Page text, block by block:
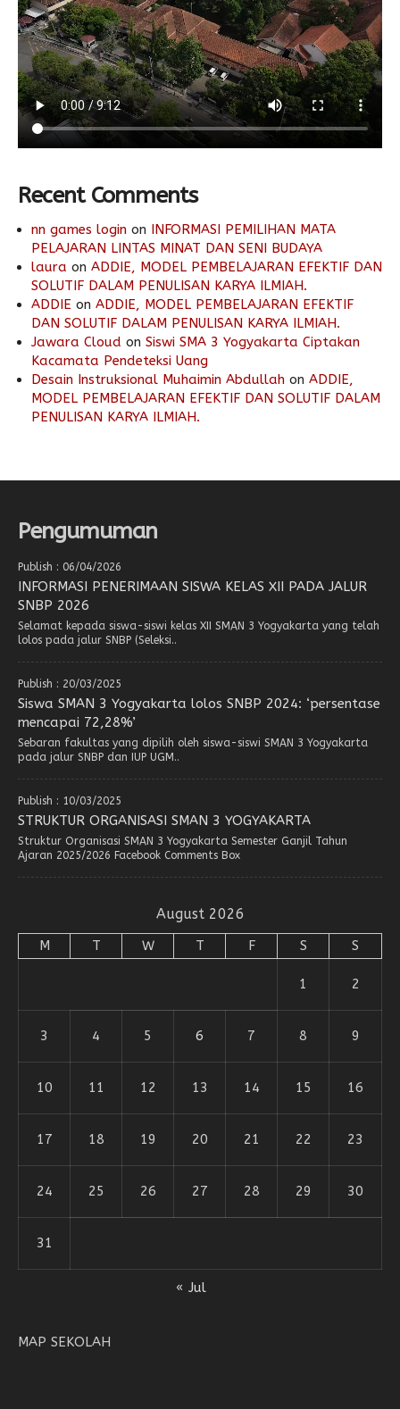
Recent Comments
nn games login on INFORMASI PEMILIHAN MATA
PELAJARAN LINTAS MINAT DAN SENI BUDAYA
laura on ADDIE, MODEL PEMBELAJARAN EFEKTIF DAN
SOLUTIF DALAM PENULISAN KARYA ILMIAH.
ADDIE on ADDIE, MODEL PEMBELAJARAN EFEKTIF
DAN SOLUTIF DALAM PENULISAN KARYA ILMIAH.
Jawara Cloud on Siswi SMA 3 Yogyakarta Ciptakan
Kacamata Pendeteksi Uang
Desain Instruksional Muhaimin Abdullah on ADDIE,
MODEL PEMBELAJARAN EFEKTIF DAN SOLUTIF DALAM
PENULISAN KARYA ILMIAH.
Pengumuman
Publish : 06/04/2026
INFORMASI PENERIMAAN SISWA KELAS XII PADA JALUR
SNBP 2026
Selamat kepada siswa-siswi kelas XII SMAN 3 Yogyakarta yang telah
lolos pada jalur SNBP (Seleksi..
Publish : 20/03/2025
Siswa SMAN 3 Yogyakarta lolos SNBP 2024: ‘persentase
mencapai 72,28%’
Sebaran fakultas yang dipilih oleh siswa-siswi SMAN 3 Yogyakarta
pada jalur SNBP dan IUP UGM..
Publish : 10/03/2025
STRUKTUR ORGANISASI SMAN 3 YOGYAKARTA
Struktur Organisasi SMAN 3 Yogyakarta Semester Ganjil Tahun
Ajaran 2025/2026 Facebook Comments Box
August 2026
M T W T F S S
1 2
3 4 5 6 7 8 9
10 11 12 13 14 15 16
17 18 19 20 21 22 23
24 25 26 27 28 29 30
31
« Jul
MAP SEKOLAH